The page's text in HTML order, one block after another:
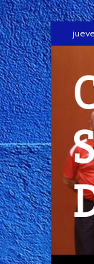
Saltar
al
contenido